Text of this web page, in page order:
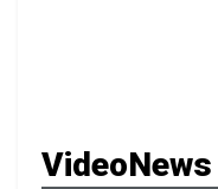
VideoNews